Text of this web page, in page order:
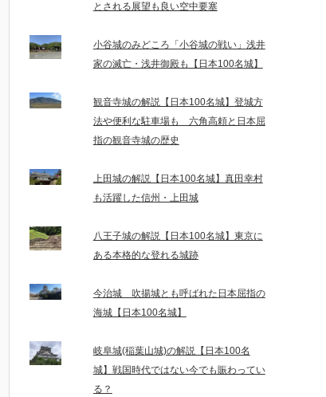
とされる展望も良い空中要塞
小谷城のみどころ「小谷城の戦い」浅井
家の滅亡・浅井御殿も【日本100名城】
観音寺城の解説【日本100名城】登城方
法や便利な駐車場も 六角高頼と日本屈
指の観音寺城の歴史
上田城の解説【日本100名城】真田幸村
も活躍した信州・上田城
八王子城の解説【日本100名城】東京に
ある本格的な登れる城跡
今治城 吹揚城とも呼ばれた日本屈指の
海城【日本100名城】
岐阜城(稲葉山城)の解説【日本100名
城】戦国時代ではない今でも賑わってい
る？